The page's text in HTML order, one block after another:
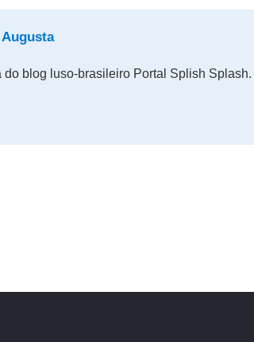
do blog luso-brasileiro Portal Splish Splash.